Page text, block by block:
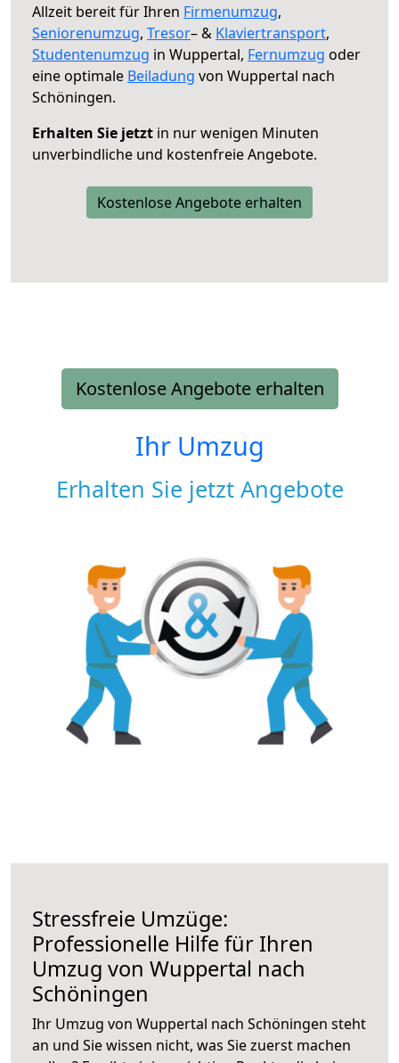
Allzeit bereit für Ihren Firmenumzug,
Seniorenumzug, Tresor– & Klaviertransport,
Studentenumzug in Wuppertal, Fernumzug oder
eine optimale Beiladung von Wuppertal nach
Schöningen.
Erhalten Sie jetzt in nur wenigen Minuten
unverbindliche und kostenfreie Angebote.
Kostenlose Angebote erhalten
Kostenlose Angebote erhalten
Ihr Umzug
Erhalten Sie jetzt Angebote
Stressfreie Umzüge:
Professionelle Hilfe für Ihren
Umzug von Wuppertal nach
Schöningen
Ihr Umzug von Wuppertal nach Schöningen steht
an und Sie wissen nicht, was Sie zuerst machen